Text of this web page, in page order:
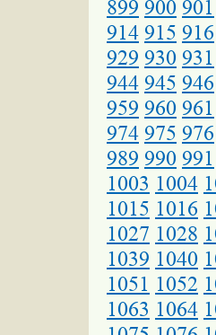
899 900 901
914 915 916
929 930 931
944 945 946
959 960 961
974 975 976
989 990 991
1003 1004
1015 1016
1027 1028
1039 1040
1051 1052
1063 1064